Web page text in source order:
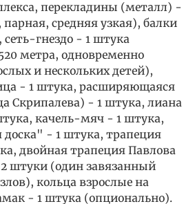
перекладины (металл) -
средняя узкая), балки
гнездо - 1 штука
метра, одновременно
и нескольких детей),
- 1 штука, расширяющаяся
Скрипалева) - 1 штука, лиана
качель-мяч - 1 штука,
- 1 штука, трапеция
двойная трапеция Павлова
штуки (один завязанный
кольца взрослые на
- 1 штука (опционально).